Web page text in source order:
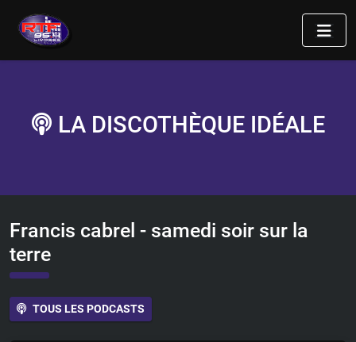
LA DISCOTHÈQUE IDÉALE
Francis cabrel - samedi soir sur la
terre
TOUS LES PODCASTS